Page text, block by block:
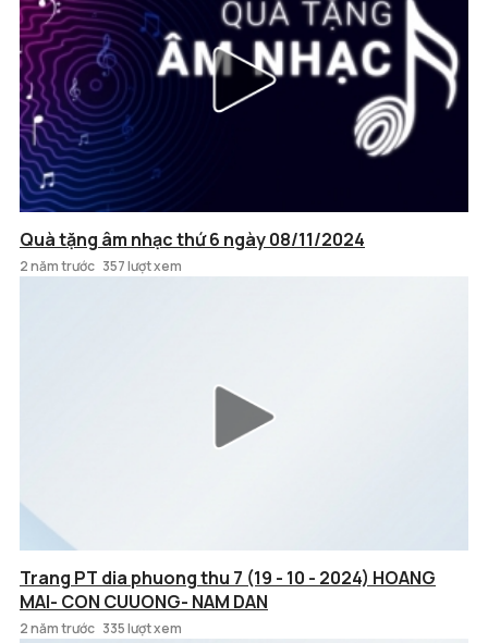
Quà tặng âm nhạc thứ 6 ngày 08/11/2024
2 năm trước 357 lượt xem
Trang PT dia phuong thu 7 (19 - 10 - 2024) HOANG
MAI- CON CUUONG- NAM DAN
2 năm trước 335 lượt xem